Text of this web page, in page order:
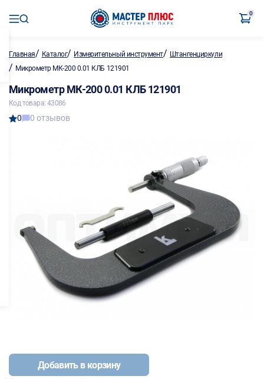
0
Главная/ Каталог/ Измерительный инструмент/ Штангенциркули
/ Микрометр МК-200 0.01 КЛБ 121901
Микрометр МК-200 0.01 КЛБ 121901
Код товара: 43086
0 0 отзывов
Добавить в корзину